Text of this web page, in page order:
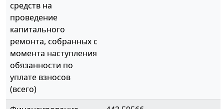
средств на
проведение
капитального
ремонта, собранных с
момента наступления
обязанности по
уплате взносов
(всего)